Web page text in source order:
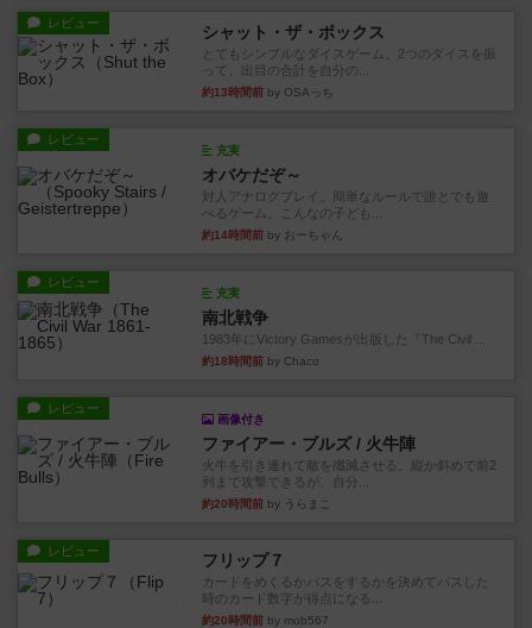
レビュー シャット・ザ・ボックス
とてもシンプルなダイスゲーム。2つのダイスを振
って、出目の合計を自分の...
約13時間前 by OSAっち
レビュー
充実
オバケだぞ～
対人アナログプレイ。簡単なルールで誰とでも遊
べるゲーム。こんなの子ども...
約14時間前 by おーちゃん
レビュー
充実
南北戦争
1983年にVictory Gamesが出版した『The Civil ...
約18時間前 by Chaco
レビュー
画像付き
ファイアー・ブルズ / 火牛陣
火牛を引き連れて敵を殲滅させる。縦か斜めで前2
列まで攻撃できるが、自分...
約20時間前 by うらまこ
レビュー フリップ７
カードをめくるかパスをするかを決めてパスした
時のカード数字が得点になる...
約20時間前 by mob567